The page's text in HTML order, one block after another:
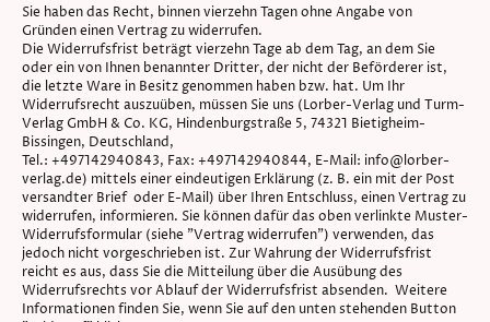
Sie haben das Recht, binnen vierzehn Tagen ohne Angabe von
Gründen einen Vertrag zu widerrufen.
Die Widerrufsfrist beträgt vierzehn Tage ab dem Tag, an dem Sie
oder ein von Ihnen benannter Dritter, der nicht der Beförderer ist,
die letzte Ware in Besitz genommen haben bzw. hat. Um Ihr
Widerrufsrecht auszuüben, müssen Sie uns (Lorber-Verlag und Turm-
Verlag GmbH & Co. KG, Hindenburgstraße 5, 74321 Bietigheim-
Bissingen, Deutschland,
Tel.: +497142940843, Fax: +497142940844, E-Mail: info@lorber-
verlag.de) mittels einer eindeutigen Erklärung (z. B. ein mit der Post
versandter Brief oder E-Mail) über Ihren Entschluss, einen Vertrag zu
widerrufen, informieren. Sie können dafür das oben verlinkte Muster-
Widerrufsformular (siehe "Vertrag widerrufen") verwenden, das
jedoch nicht vorgeschrieben ist. Zur Wahrung der Widerrufsfrist
reicht es aus, dass Sie die Mitteilung über die Ausübung des
Widerrufsrechts vor Ablauf der Widerrufsfrist absenden. Weitere
Informationen finden Sie, wenn Sie auf den unten stehenden Button